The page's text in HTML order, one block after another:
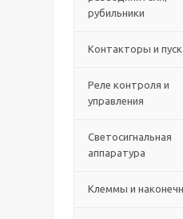
рубильники
Контакторы и
Реле контроля и
управления
Светосигнальная
аппаратура
Клеммы и